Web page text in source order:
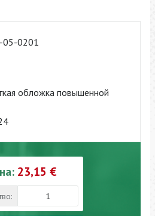
0201
обложка повышенной
23,15 €